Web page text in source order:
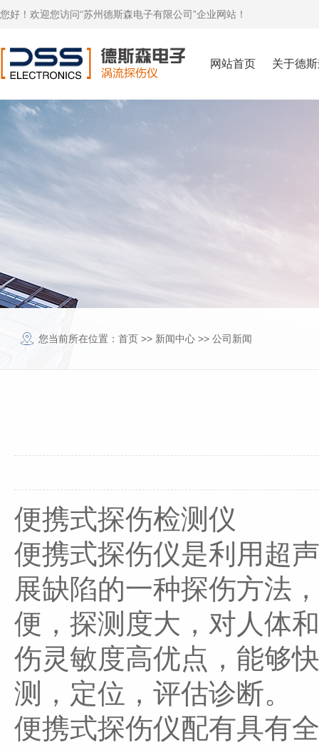
您好！欢迎您访问“苏州德斯森电子有限公司”企业网站！
网站首页 关于德
您当前所在位置： 首页 >> 新闻中心 >> 公司新闻
便携式探伤检测仪
便携式探伤仪是利用超
展缺陷的一种探伤方法
便，探测度大，对人体
伤灵敏度高优点，能够
测，定位，评估诊断。
便携式探伤仪配有具有